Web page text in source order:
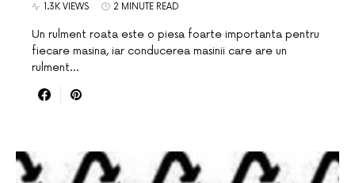
1.3K VIEWS 2 MINUTE READ
Un rulment roata este o piesa foarte importanta pentru
fiecare masina, iar conducerea masinii care are un
rulment…